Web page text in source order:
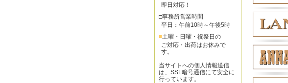
即日対応！
□事務所営業時間
平日：午前10時～午後5時
■土曜・日曜・祝祭日の
ご対応・出荷はお休みで
す。
当サイトへの個人情報送信
は、SSL暗号通信にて安全に
行っています。